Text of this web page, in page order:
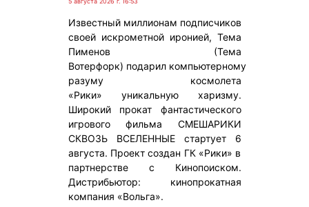
Известный миллионам подписчиков
своей искрометной иронией, Тема
Пименов (Тема
Вотерфорк) подарил компьютерному
разуму космолета
«Рики» уникальную харизму.
Широкий прокат фантастического
игрового фильма СМЕШАРИКИ
СКВОЗЬ ВСЕЛЕННЫЕ стартует 6
августа. Проект создан ГК «Рики» в
партнерстве с Кинопоиском.
Дистрибьютор: кинопрокатная
компания «Вольга».